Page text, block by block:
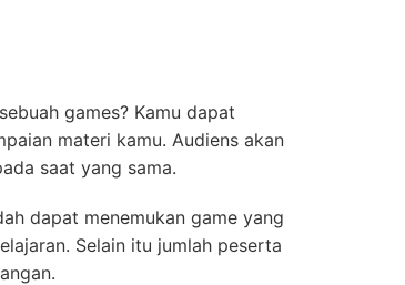
games? Kamu dapat
materi kamu. Audiens akan
saat yang sama.
dapat menemukan game yang
Selain itu jumlah peserta